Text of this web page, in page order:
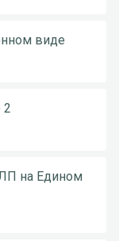
виде
2
на Едином